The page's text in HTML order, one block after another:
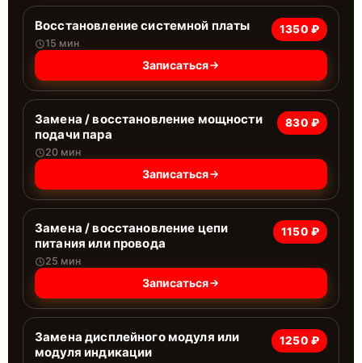
Восстановление системной платы
15 мин
1350 ₽
Записаться
Замена / восстановление мощности
подачи пара
20 мин
830 ₽
Записаться
Замена / восстановление цепи
питания или провода
25 мин
1150 ₽
Записаться
Замена дисплейного модуля или
модуля индикации
1250 ₽